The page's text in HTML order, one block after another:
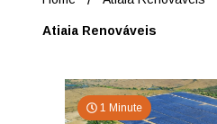
Atiaia Renováveis
1 Minute